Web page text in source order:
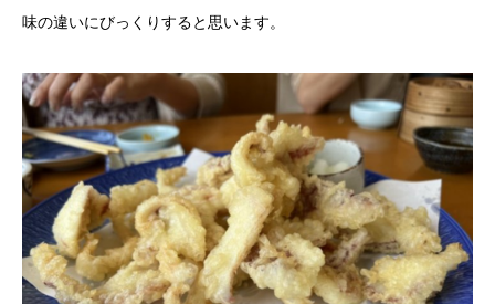
味の違いにびっくりすると思います。